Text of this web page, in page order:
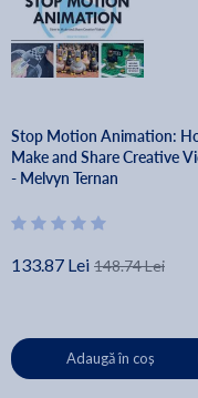
Stop Motion Animation:
Make and Share Creative
- Melvyn Ternan
133.87 Lei 148.74 Lei
Adaugă în coș